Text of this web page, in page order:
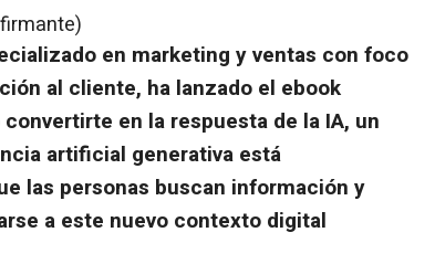
en marketing y ventas con foco
al cliente, ha lanzado el ebook
en la respuesta de la IA, un
artificial generativa está
las personas buscan información y
a este nuevo contexto digital